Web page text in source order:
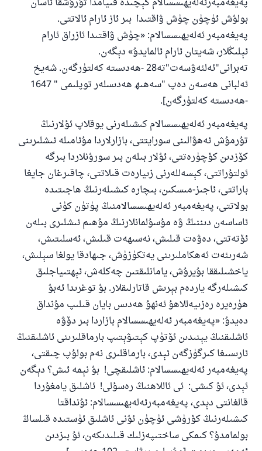
بولۇش ئۈچۈن چۈش ۋاقتىدا بىر ئاز ئارام ئالاتتى.
پەيغەمبەر ئەلەيھىسسالام: «چۈش ۋاقتىدا ئازراق ئارام
ئېلىڭلار، شەيتان ئارام ئالمايدۇ» دېگەن.
تەبرانى"ئەلئەۋسەت"تە28 -ھەدىستە كەلتۈرگەن. شەيخ
ئەلبانى ھەسەن دەپ "سەھىھ ھەدىسلەر توپلىمى " 1647
-ھەدىستە كەلتۈرگەن].
پەيغەمبەر ئەلەيھىسسالام كىشىلەرنى يوقلاپ ئۇلارنىڭ
تۇرمۇش ئەھۋالىنى سورايتتى، بازارلاردا مۇئامىلە ئىشلىرىنى
كۆزدىن كۆچۈرەتتى، ئۇلار بىلەن بىر سورۇنلاردا بىرگە
ئولتۇراتتى، كېسەللەرنى زىيارەت قىلاتتى، چاقىرغان جايغا
باراتتى، ئاجىز-مىسكىن، بىچارە كىشىلەرنىڭ ھاجىتىدە
بولاتتى، پەيغەمبەر ئەلەيھىسسالامنىڭ پۈتۈن كۈنى
ئاساسەن دىننىڭ ۋە مۇسۇلمانلارنىڭ مۇھىم ئىشلىرى بىلەن
ئۆتەتتى، دەۋەت قىلىش، نەسىھەت قىلىش، ئەسلىتىش،
شەرىئەت ئەھكاملىرىنى يەتكۈزۈش، جىھادقا يولغا سېلىش،
ياخشىلىققا بۇيرۇش، يامانلىقتىن چەكلەش، ئېھتىياجلىق
كىشىلەرگە ياردەم بېرىش قاتارلىقلار. بۇ توغرىدا ئەبۇ
ھۈرەيرە رەزىيەللاھۇ ئەنھۇ ھەدىس بايان قىلىپ مۇنداق
دەيدۇ: «پەيغەمبەر ئەلەيھىسسالام بازاردا بىر دۆۋە
ئاشلىقنىڭ يېنىدىن ئۆتۈپ كېتىۋېتىپ بارماقلىرىنى ئاشلىقنىڭ
ئارىسىغا كىرگۈزگەن ئېدى، بارماقلىرى نەم بولۇپ چىقتى،
پەيغەمبەر ئەلەيھىسسالام: ئاشلىقچى! بۇ نېمە ئىش؟ دېگەن
ئېدى، ئۇ كىشى: ئى ئاللاھنىڭ رەسۇلى! ئاشلىق يامغۇردا
قالغانتى دېدى، پەيغەمبەرئەلەيھىسسالام: ئۇنداقتا
كىشىلەرنىڭ كۆرۈشى ئۈچۈن ئۇنى ئاشلىق ئۈستىدە قىلساڭ
بولمامدۇ؟ كىمكى ساختىپەزلىك قىلىدىكەن، ئۇ بىزدىن
110845 - نومۇرلۇق سوئالنىڭ جاۋابى
ئائىلىنى ساقلاپ قالدى
ئۇممەتكە جاۋاپ بېرىشىمىزگە ياردەم قىلىڭ
پەيغەمبەرئەلەيھىسسالام مۇنداق دېگەن:
ياخشىلىققا باشلارپ قويغان كىشى قىلغۇچىغا
ئوخشاش ساۋاپقا ئېرىشىدۇ
مۇسلىم رىۋايەت قىلغان (1893) ھەدىس